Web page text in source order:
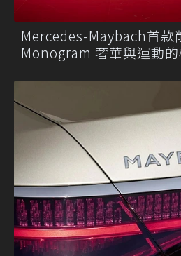
Mercedes-Maybach首款
Monogram 奢華與運動